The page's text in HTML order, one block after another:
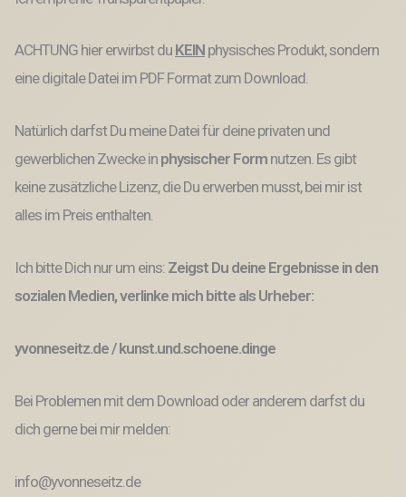
ACHTUNG hier erwirbst du KEIN physisches Produkt, sondern
eine digitale Datei im PDF Format zum Download.
Natürlich darfst Du meine Datei für deine privaten und
gewerblichen Zweckein physischer Form nutzen. Es gibt
keinezusätzliche Lizenz, die Du erwerben musst,bei mir ist
alles im Preis enthalten.
Ich bitte Dich nur um eins: Zeigst Du deine Ergebnisse in den
sozialen Medien, verlinke mich bitte als Urheber:
yvonneseitz.de / kunst.und.schoene.dinge
Bei Problemen mit dem Download oder anderem darfst du
dich gerne bei mir melden:
info@yvonneseitz.de